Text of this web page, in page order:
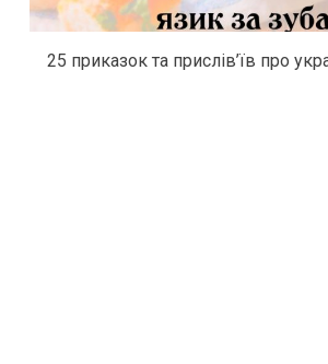
25 приказок та прислів’їв про